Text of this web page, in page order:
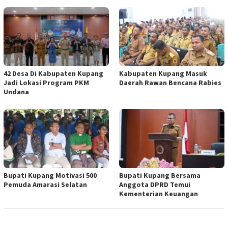
42 Desa Di Kabupaten Kupang
Jadi Lokasi Program PKM
Undana
Kabupaten Kupang Masuk
Daerah Rawan Bencana Rabies
Bupati Kupang Motivasi 500
Pemuda Amarasi Selatan
Bupati Kupang Bersama
Anggota DPRD Temui
Kementerian Keuangan